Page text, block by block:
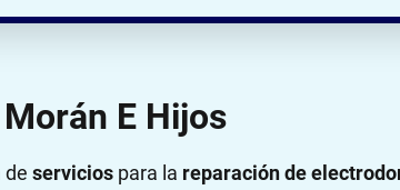
E Hijos
de servicios para la reparación de